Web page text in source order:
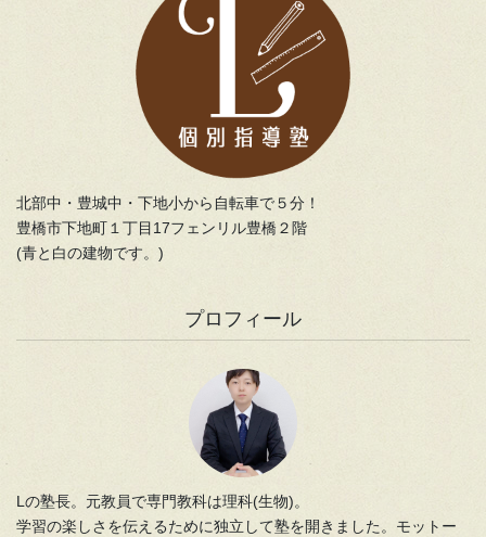
北部中・豊城中・下地小から自転車で５分！
豊橋市下地町１丁目17フェンリル豊橋２階
(青と白の建物です。)
プロフィール
Lの塾長。元教員で専門教科は理科(生物)。
学習の楽しさを伝えるために独立して塾を開きました。モットー